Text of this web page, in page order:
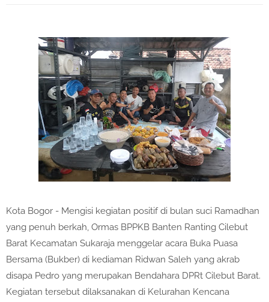
Kota Bogor - Mengisi kegiatan positif di bulan suci Ramadhan
yang penuh berkah, Ormas BPPKB Banten Ranting Cilebut
Barat Kecamatan Sukaraja menggelar acara Buka Puasa
Bersama (Bukber) di kediaman Ridwan Saleh yang akrab
disapa Pedro yang merupakan Bendahara DPRt Cilebut Barat.
Kegiatan tersebut dilaksanakan di Kelurahan Kencana